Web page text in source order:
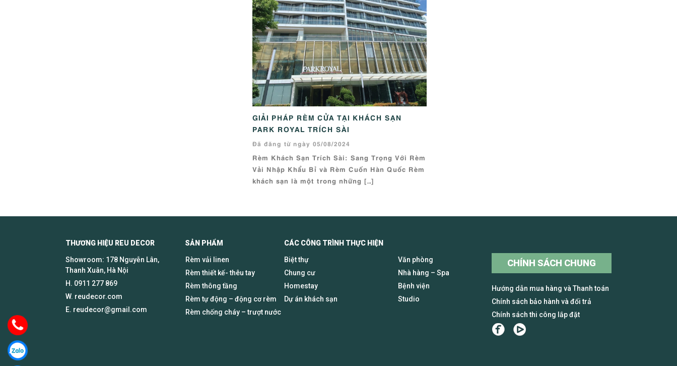
GIẢI PHÁP RÈM CỬA TẠI KHÁCH SẠN
PARK ROYAL TRÍCH SÀI
Đã đăng từ ngày 05/08/2024
Rèm Khách Sạn Trích Sài: Sang Trọng Với Rèm
Vải Nhập Khẩu Bỉ và Rèm Cuốn Hàn Quốc Rèm
khách sạn là một trong những […]
THƯƠNG HIỆU REU DECOR SẢN PHẨM
Showroom: 178 Nguyễn Lân,
Thanh Xuân, Hà Nội
H. 0911 277 869
W. reudecor.com
E. reudecor@gmail.com
Rèm vải linen
Rèm thiết kế- thêu tay
Rèm thông tầng
Rèm tự động – động cơ rèm
Rèm chống cháy – trượt nước
CÁC CÔNG TRÌNH THỰC HIỆN
Biệt thự
Chung cư
Homestay
Dự án khách sạn
Văn phòng
Nhà hàng – Spa
Bệnh viện
Studio
CHÍNH SÁCH CHUNG
Hướng dẫn mua hàng và Thanh toán
Chính sách bảo hành và đổi trả
Chính sách thi công lắp đặt